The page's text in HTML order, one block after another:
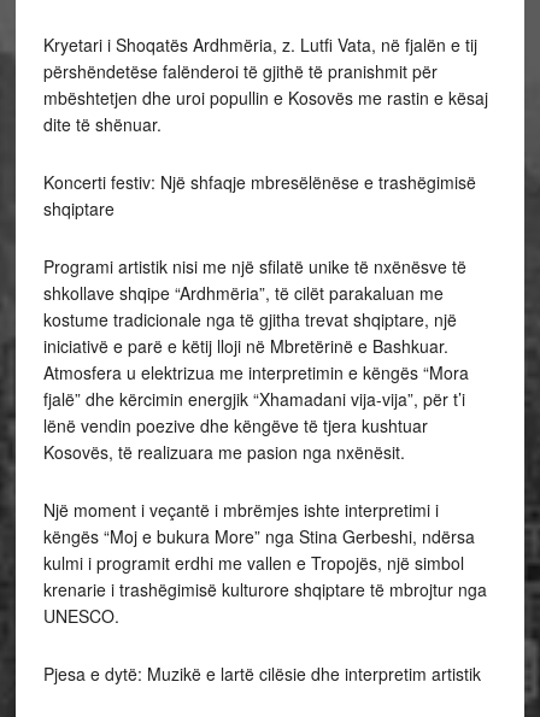
Kryetari i Shoqatës Ardhmëria, z. Lutfi Vata, në fjalën e tij
përshëndetëse falënderoi të gjithë të pranishmit për
mbështetjen dhe uroi popullin e Kosovës me rastin e kësaj
dite të shënuar.
Koncerti festiv: Një shfaqje mbresëlënëse e trashëgimisë
shqiptare
Programi artistik nisi me një sfilatë unike të nxënësve të
shkollave shqipe “Ardhmëria”, të cilët parakaluan me
kostume tradicionale nga të gjitha trevat shqiptare, një
iniciativë e parë e këtij lloji në Mbretërinë e Bashkuar.
Atmosfera u elektrizua me interpretimin e këngës “Mora
fjalë” dhe kërcimin energjik “Xhamadani vija-vija”, për t’i
lënë vendin poezive dhe këngëve të tjera kushtuar
Kosovës, të realizuara me pasion nga nxënësit.
Një moment i veçantë i mbrëmjes ishte interpretimi i
këngës “Moj e bukura More” nga Stina Gerbeshi, ndërsa
kulmi i programit erdhi me vallen e Tropojës, një simbol
krenarie i trashëgimisë kulturore shqiptare të mbrojtur nga
UNESCO.
Pjesa e dytë: Muzikë e lartë cilësie dhe interpretim artistik